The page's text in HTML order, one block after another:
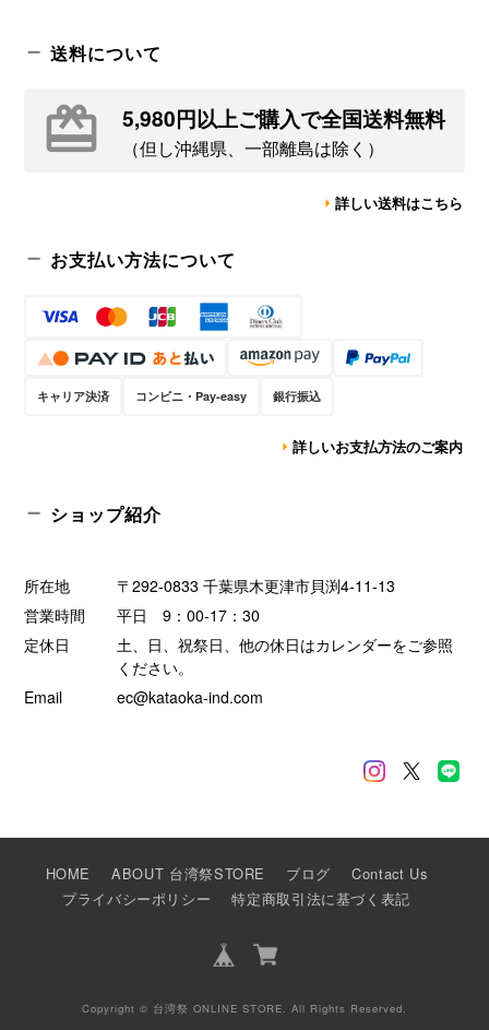
送料について
5,980円以上ご購入で全国送料無料
（但し沖縄県、一部離島は除く）
詳しい送料はこちら
お支払い方法について
キャリア決済 コンビニ・Pay-easy 銀行振込
詳しいお支払方法のご案内
ショップ紹介
所在地
〒292-0833 千葉県木更津市貝渕4-11-13
営業時間
平日 9：00-17：30
定休日
土、日、祝祭日、他の休日はカレンダーをご参照
ください。
Email
ec@kataoka-ind.com
HOME ABOUT 台湾祭STORE ブログ
Contact Us
プライバシーポリシー
特定商取引法に基づく表記
Copyright © 台湾祭 ONLINE STORE. All Rights Reserved.